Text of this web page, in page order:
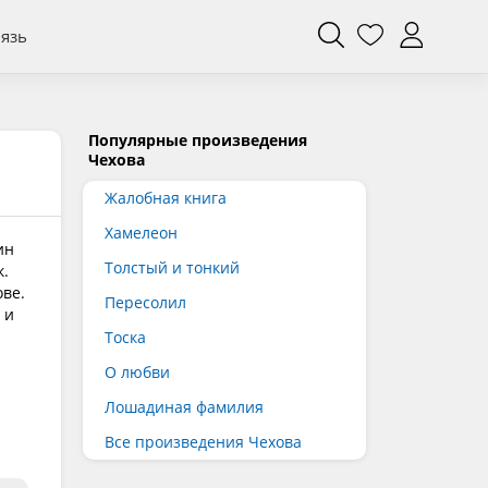
и
Популярные произведения
Чехова
Жалобная книга
Хамелеон
Толстый и тонкий
Пересолил
Тоска
О любви
Лошадиная фамилия
Все произведения Чехова